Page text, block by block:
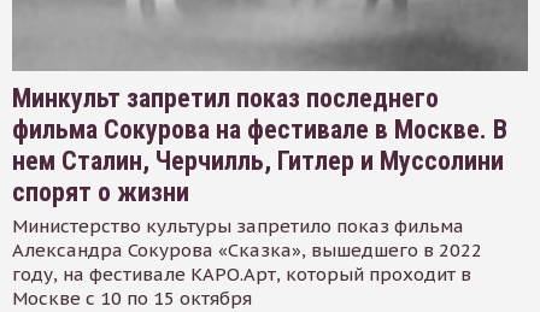
Минкульт запретил показ последнего
фильма Сокурова на фестивале в Москве. В
нем Сталин, Черчилль, Гитлер и Муссолини
спорят о жизни
Министерство культуры запретило показ фильма
Александра Сокурова «Сказка», вышедшего в 2022
году, на фестивале КАРО.Арт, который проходит в
Москве с 10 по 15 октября